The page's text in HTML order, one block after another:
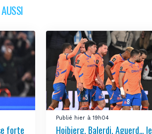
forte
Publié hier à 19h04
Hojbjerg, Balerdi, Aguerd… le